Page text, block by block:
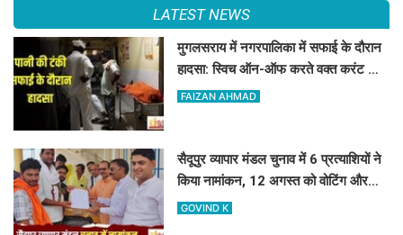
LATEST NEWS
मुगलसराय में नगरपालिका में सफाई के दौरान
हादसा: स्विच ऑन-ऑफ करते वक्त करंट की
चपेट में आए राजेश, अस्पताल पहुंचने से पहले
FAIZAN AHMAD
सैदूपुर व्यापार मंडल चुनाव में 6 प्रत्याशियों ने
किया नामांकन, 12 अगस्त को वोटिंग और
नतीजे
GOVIND K